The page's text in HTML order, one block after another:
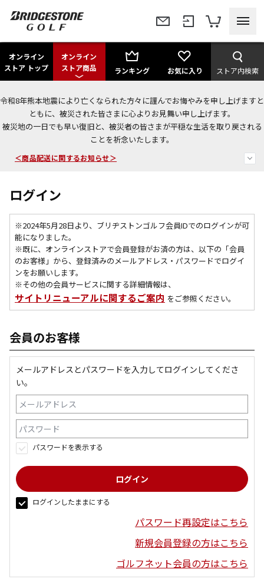
オンライン
ストア トップ
オンライン
ストア商品
ランキング お気に入り ストア内検索
令和8年熊本地震により亡くなられた方々に謹んでお悔やみを申し上げますと
ともに、被災された皆さまに心よりお見舞い申し上げます。
被災地の一日でも早い復旧と、被災者の皆さまが平穏な生活を取り戻される
ことを祈念いたします。
＜夏季休暇中のご注文・発送・お問い合わせ＞
今なら新規会員登録で1,000円OFFクーポンプレゼント！
＜商品配送に関するお知らせ＞
ログイン
※2024年5月28日より、ブリヂストンゴルフ会員IDでのログインが可
能になりました。
※既に、 オンラインストアで会員登録がお済の方は、以下の「会員
のお客様」から、登録済みのメールアドレス・パスワードでログイ
ンをお願いします。
※その他の会員サービスに関する詳細情報は、
サイトリニューアルに関するご案内 をご参照ください。
会員のお客様
メールアドレスとパスワードを入力してログインしてくださ
い。
パスワードを表示する
ログインしたままにする
パスワード再設定はこちら
新規会員登録の方はこちら
ゴルフネット会員の方はこちら